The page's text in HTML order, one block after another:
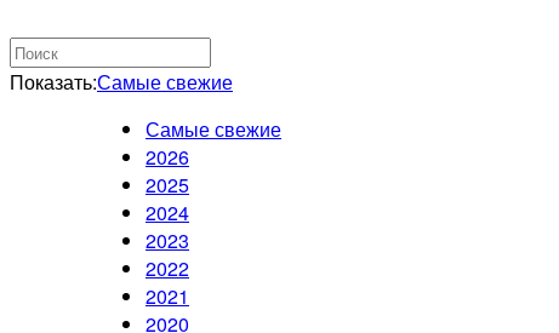
Показать:Самые свежие
Самые свежие
2026
2025
2024
2023
2022
2021
2020